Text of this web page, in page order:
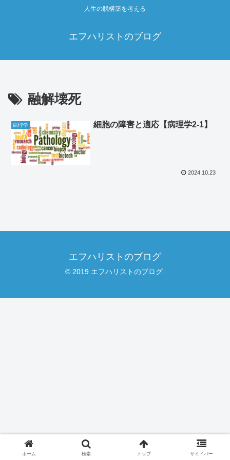
人生の脱構築を考える
エフハリストのブログ
融解壊死
病理学 細胞の障害と適応【病理学2‐1】
2024.10.23
エフハリストのブログ
© 2019 エフハリストのブログ.
ホーム 検索 トップ サイドバー